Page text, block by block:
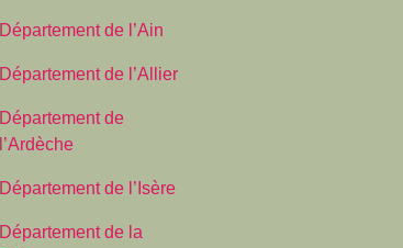
Département de l’Ain
Département de l’Allier
Département de
l’Ardèche
Département de l’Isère
Département de la